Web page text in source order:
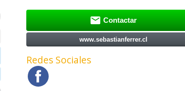
 Contactar
www.sebastianferrer.cl
Redes Sociales